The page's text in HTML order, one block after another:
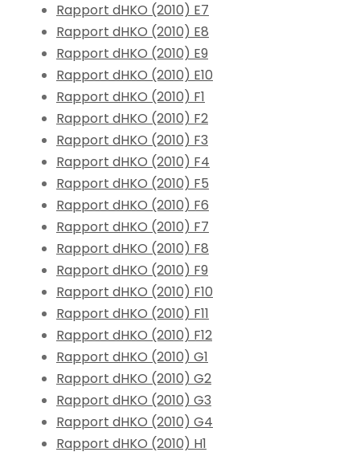
Rapport dHKO (2010) E7
Rapport dHKO (2010) E8
Rapport dHKO (2010) E9
Rapport dHKO (2010) E10
Rapport dHKO (2010) F1
Rapport dHKO (2010) F2
Rapport dHKO (2010) F3
Rapport dHKO (2010) F4
Rapport dHKO (2010) F5
Rapport dHKO (2010) F6
Rapport dHKO (2010) F7
Rapport dHKO (2010) F8
Rapport dHKO (2010) F9
Rapport dHKO (2010) F10
Rapport dHKO (2010) F11
Rapport dHKO (2010) F12
Rapport dHKO (2010) G1
Rapport dHKO (2010) G2
Rapport dHKO (2010) G3
Rapport dHKO (2010) G4
Rapport dHKO (2010) H1